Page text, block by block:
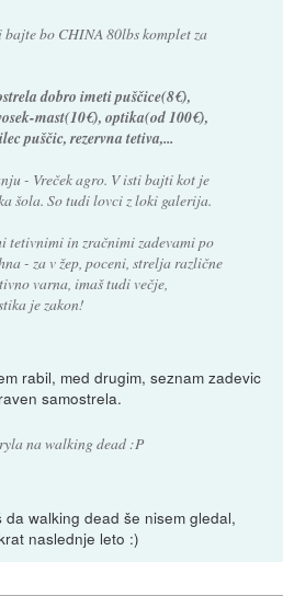
bo CHINA 80lbs komplet za
dobro imeti puščice(8€),
mast(10€), optika(od 100€),
puščic, rezervna tetiva,...
- Vreček agro. V isti bajti kot je
šola. So tudi lovci z loki galerija.
tetivnimi in zračnimi zadevami po
- za v žep, poceni, strelja različne
varna, imaš tudi večje,
je zakon!
rabil, med drugim, seznam zadevic
samostrela.
na walking dead :P
walking dead še nisem gledal,
naslednje leto :)